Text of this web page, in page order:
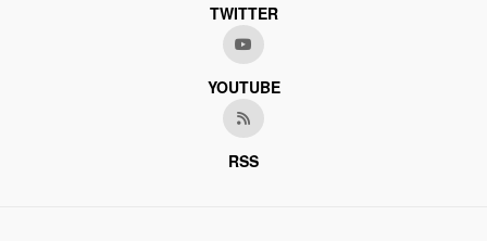
TWITTER
YOUTUBE
RSS